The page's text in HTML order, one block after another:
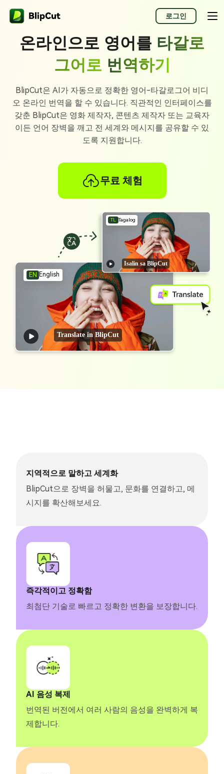
로그인
온라인으로 영어를 타갈로
그어로 번역하기
BlipCut은 AI가 자동으로 정확한 영어-타갈로그어 비디
오 온라인 번역을 할 수 있습니다. 직관적인 인터페이스를
갖춘 BlipCut은 영화 제작자, 콘텐츠 제작자 또는 교육자
이든 언어 장벽을 깨고 전 세계와 메시지를 공유할 수 있
도록 지원합니다.
무료 체험
EN English
TL Tagalog
Translate in BlipCut
Isalin sa BlipCut
즉각적이고 정확함
최첨단 기술로 빠르고 정확한 변환을 보장합니다.
지역적으로 말하고 세계화
BlipCut으로 장벽을 허물고, 문화를 연결하고, 메
시지를 확산해보세요.
AI 음성 복제
번역된 버전에서 여러 사람의 음성을 완벽하게 복
제합니다.